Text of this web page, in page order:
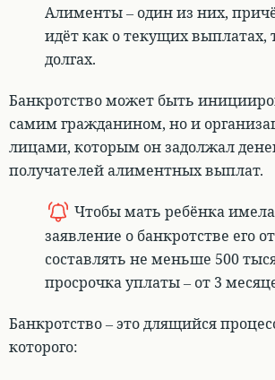
Алименты – один из них,
идёт как о текущих выплатах,
долгах.
Банкротство может быть
самим гражданином, но и
лицами, которым он задолжал
получателей алиментных выплат.
Чтобы мать ребёнка
заявление о банкротстве его
составлять не меньше 500
просрочка уплаты – от 3
Банкротство – это длящийся
которого: